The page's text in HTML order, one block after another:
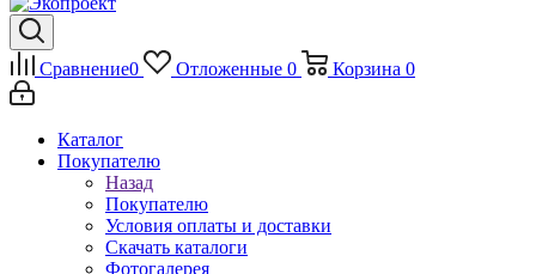
Сравнение0 Отложенные 0 Корзина 0
Каталог
Покупателю
Назад
Покупателю
Условия оплаты и доставки
Скачать каталоги
Фотогалерея